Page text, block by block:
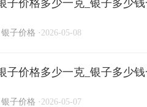
清银币 / 长城币 / 老
周大生
潮宏基 / 亚一金店
子价格多少一克_银子多少
银子价格 · 2026-05-08
子价格多少一克_银子多少
银子价格 · 2026-05-07